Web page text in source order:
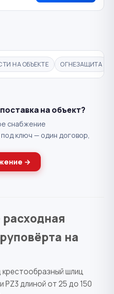
НА ОБЪЕКТЕ ОГНЕЗАЩИТА
на объект?
снабжение
ключ — один договор,
→
на
шлиц
PZ3 длиной от 25 до 150